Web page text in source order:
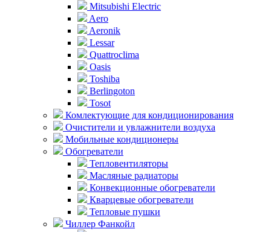
Mitsubishi Electric
Aero
Aeronik
Lessar
Quattroclima
Oasis
Toshiba
Berlingoton
Tosot
Комлектующие для кондиционирования
Очистители и увлажнители воздуха
Мобильные кондиционеры
Обогреватели
Тепловентиляторы
Масляные радиаторы
Конвекционные обогреватели
Кварцевые обогреватели
Тепловые пушки
Чиллер Фанкойл